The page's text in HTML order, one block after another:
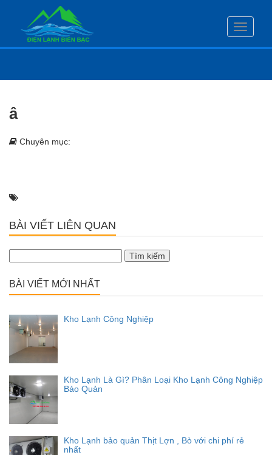
Toggle
â
Chuyên mục:
BÀI VIẾT LIÊN QUAN
kiếm
BÀI VIẾT MỚI NHẤT
Kho Lạnh Công Nghiệp
Kho Lạnh Là Gì? Phân Loại Kho Lạnh Công Nghiệp
Bảo Quản
Kho Lạnh bảo quản Thịt Lợn , Bò với chi phí rẻ
nhất